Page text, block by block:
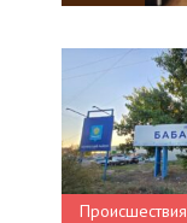
Происшествия